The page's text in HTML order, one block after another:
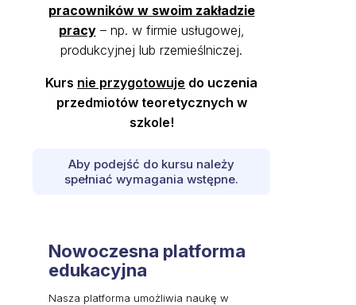
pracowników w swoim zakładzie
pracy– np. w firmie usługowej,
produkcyjnej lub rzemieślniczej.
Kurs nie przygotowuje do uczenia
przedmiotów teoretycznych w
szkole!
Aby podejść do kursu należy
spełniać wymagania wstępne.
Nowoczesna platforma
edukacyjna
Nasza platforma umożliwia naukę w